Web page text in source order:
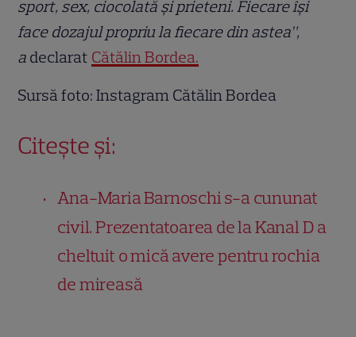
sport, sex, ciocolată și prieteni. Fiecare își
face dozajul propriu la fiecare din astea”,
a declarat Cătălin Bordea.
Sursă foto: Instagram Cătălin Bordea
Citește și:
Ana-Maria Barnoschi s-a cununat
civil. Prezentatoarea de la Kanal D a
cheltuit o mică avere pentru rochia
de mireasă